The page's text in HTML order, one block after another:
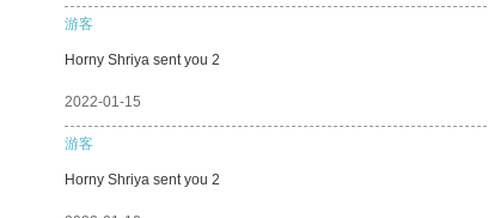
游客
Horny Shriya sent you 2
2022-01-15
游客
Horny Shriya sent you 2